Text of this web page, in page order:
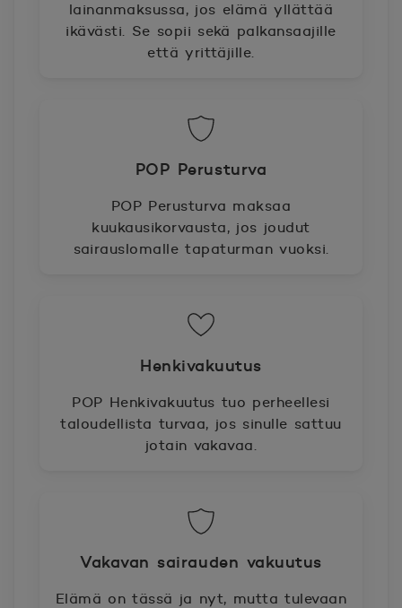
lainanmaksussa, jos elämä yllättää
ikävästi. Se sopii sekä palkansaajille
että yrittäjille.
POP Perusturva
POP Perusturva maksaa
kuukausikorvausta, jos joudut
sairauslomalle tapaturman vuoksi.
Henkivakuutus
POP Henkivakuutus tuo perheellesi
taloudellista turvaa, jos sinulle sattuu
jotain vakavaa.
Vakavan sairauden vakuutus
Elämä on tässä ja nyt, mutta tulevaan